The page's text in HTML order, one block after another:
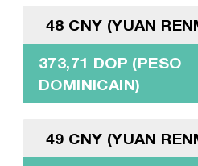
48 CNY (YUAN
373,71 DOP (PESO
DOMINICAIN)
49 CNY (YUAN